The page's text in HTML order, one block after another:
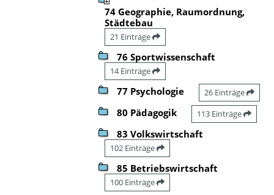
74 Geographie, Raumordnung,
Städtebau
21 Einträge
76 Sportwissenschaft
14 Einträge
77 Psychologie 26 Einträge
80 Pädagogik 113 Einträge
83 Volkswirtschaft
102 Einträge
85 Betriebswirtschaft
100 Einträge